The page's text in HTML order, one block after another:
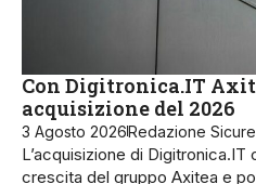
Con Digitronica.IT
acquisizione del 2026
3 Agosto 2026Redazione
L’acquisizione di
crescita del gruppo Axitea e